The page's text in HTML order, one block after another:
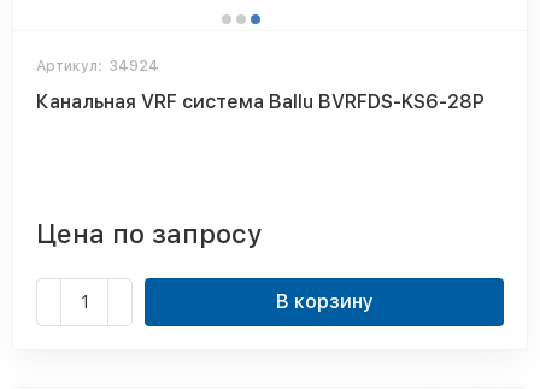
Артикул: 34924
Канальная VRF система Ballu BVRFDS-KS6-28P
Цена по запросу
В корзину